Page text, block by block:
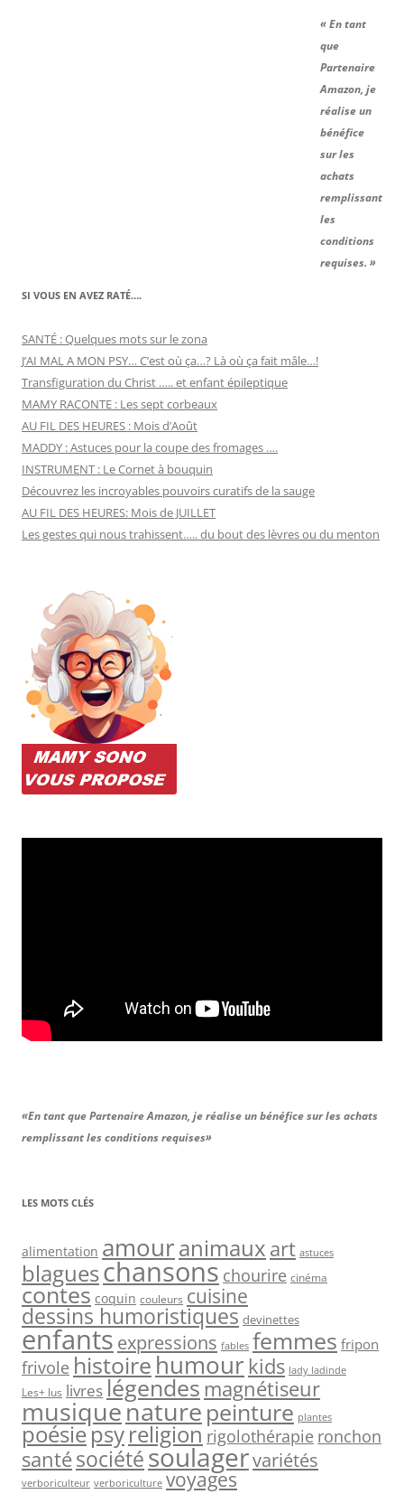
« En tant
que
Partenaire
Amazon, je
réalise un
bénéfice
sur les
achats
remplissant
les
conditions
requises. »
SI VOUS EN AVEZ RATÉ….
SANTÉ : Quelques mots sur le zona
J’AI MAL A MON PSY… C’est où ça…? Là où ça fait mâle…!
Transfiguration du Christ ….. et enfant épileptique
MAMY RACONTE : Les sept corbeaux
AU FIL DES HEURES : Mois d’Août
MADDY : Astuces pour la coupe des fromages ….
INSTRUMENT : Le Cornet à bouquin
Découvrez les incroyables pouvoirs curatifs de la sauge
AU FIL DES HEURES: Mois de JUILLET
Les gestes qui nous trahissent….. du bout des lèvres ou du menton
«En tant que Partenaire Amazon, je réalise un bénéfice sur les achats
remplissant les conditions requises»
LES MOTS CLÉS
alimentation amouranimaux art astuces
blagueschansons chourire cinéma
contes coquin couleurs cuisine
dessins humoristiques devinettes
enfantsexpressions fables femmes fripon
frivole histoire humour kids lady ladinde
Les+ lus livreslégendes magnétiseur
musiquenature peinture plantes
poésiepsyreligion rigolothérapie ronchon
santésociétésoulagervariétés
verboriculteur verboriculture voyages